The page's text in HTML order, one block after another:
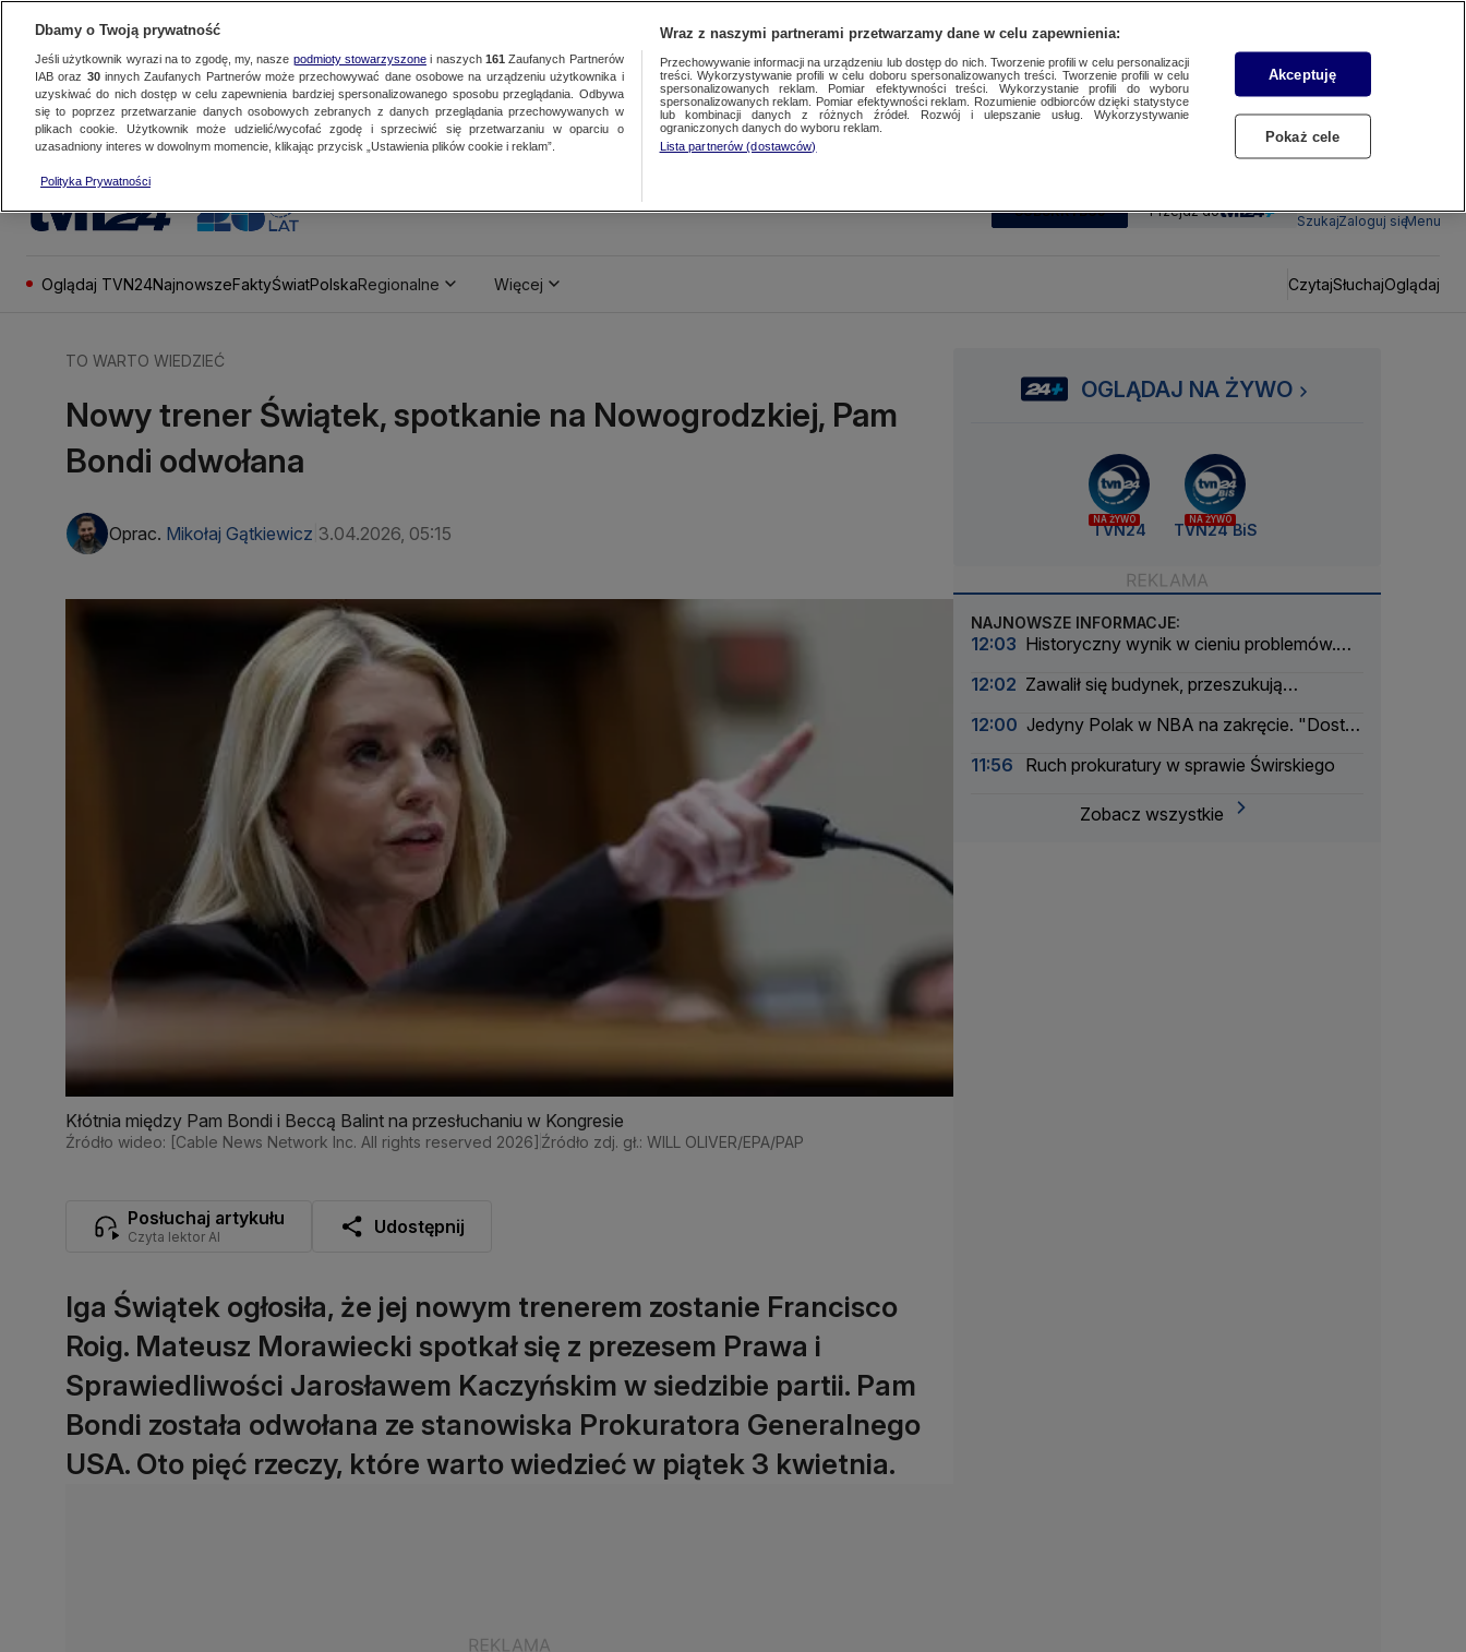
SUBSKRYBUJ Przejdź do
SzukajZaloguj sięMenu
Oglądaj TVN24NajnowszeFaktyŚwiatPolskaRegionalne Więcej CzytajSłuchajOglądaj
TO WARTO WIEDZIEĆ
Nowy trener Świątek, spotkanie na Nowogrodzkiej, Pam
Bondi odwołana
Oprac. Mikołaj Gątkiewicz 3.04.2026, 05:15
Kłótnia między Pam Bondi i Beccą Balint na przesłuchaniu w Kongresie
Źródło wideo: [Cable News Network Inc. All rights reserved 2026] Źródło zdj. gł.: WILL OLIVER/EPA/PAP
Posłuchaj artykułu
Czyta lektor AI Udostępnij
Iga Świątek ogłosiła, że jej nowym trenerem zostanie Francisco
Roig. Mateusz Morawiecki spotkał się z prezesem Prawa i
Sprawiedliwości Jarosławem Kaczyńskim w siedzibie partii. Pam
Bondi została odwołana ze stanowiska Prokuratora Generalnego
USA. Oto pięć rzeczy, które warto wiedzieć w piątek 3 kwietnia.
OGLĄDAJ NA ŻYWO
NA ŻYWO
TVN24
NA ŻYWO
TVN24 BiS
NAJNOWSZE INFORMACJE:
12:03 Historyczny wynik w cieniu problemów.
12:02 Zawalił się budynek, przeszukują
12:00 Jedyny Polak w NBA na zakręcie. "Dostał
11:56
Ruch prokuratury w sprawie Świrskiego
Zobacz wszystkie
Dbamy o Twoją prywatność
Jeśli użytkownik wyrazi na to zgodę, my, nasze podmioty stowarzyszonei naszych 161 Zaufanych Partnerów
IAB oraz 30innych Zaufanych Partnerów może przechowywać dane osobowe na urządzeniu użytkownika i
uzyskiwać do nich dostęp w celu zapewnienia bardziej spersonalizowanego sposobu przeglądania. Odbywa
się to poprzez przetwarzanie danych osobowych zebranych z danych przeglądania przechowywanych w
plikach cookie. Użytkownik może udzielić/wycofać zgodę i sprzeciwić się przetwarzaniu w oparciu o
uzasadniony interes w dowolnym momencie, klikając przycisk „Ustawienia plików cookie i reklam”.
Polityka Prywatności
Wraz z naszymi partnerami przetwarzamy dane w celu zapewnienia:
Przechowywanie informacji na urządzeniu lub dostęp do nich. Tworzenie profili w celu personalizacji
treści. Wykorzystywanie profili w celu doboru spersonalizowanych treści. Tworzenie profili w celu
spersonalizowanych reklam. Pomiar efektywności treści. Wykorzystanie profili do wyboru
spersonalizowanych reklam. Pomiar efektywności reklam. Rozumienie odbiorców dzięki statystyce
lub kombinacji danych z różnych źródeł. Rozwój i ulepszanie usług. Wykorzystywanie
ograniczonych danych do wyboru reklam.
Lista partnerów (dostawców)
Akceptuję
Pokaż cele